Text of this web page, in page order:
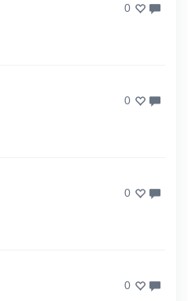
0
0
0
0